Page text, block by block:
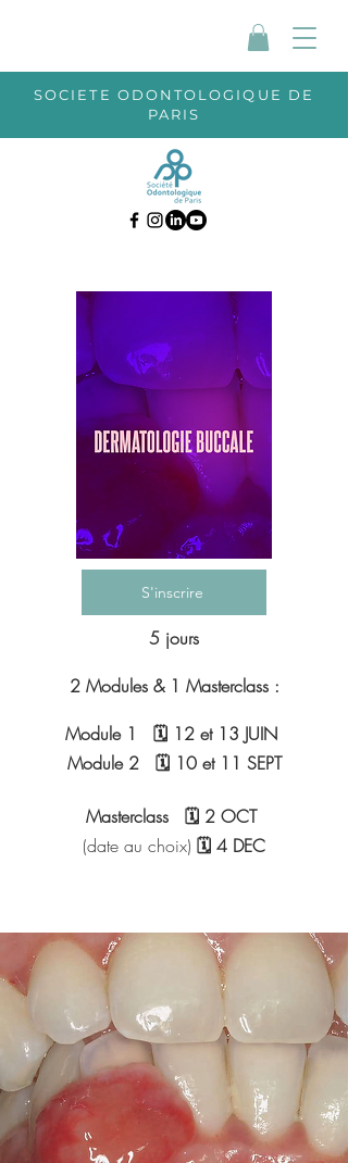
SOCIETE ODONTOLOGIQUE DE
PARIS
S'inscrire
5 jours
2 Modules & 1 Masterclass :
Module 1 🗓️ 12 et 13 JUIN
Module 2 🗓️ 10 et 11 SEPT
Masterclass 🗓️ 2 OCT
(date au choix) 🗓️ 4 DEC